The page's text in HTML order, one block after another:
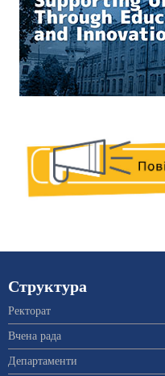
Структура
Ректорат
Вчена рада
Департаменти